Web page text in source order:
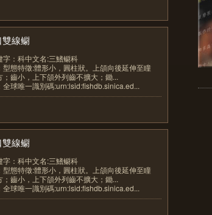
線鳚
字：科中文名:三鰭鳚科
型態特徵:體形小，圓柱狀。上頜向後延伸至瞳
；齒小，上下頜外列齒不擴大；鋤...
全球唯一識別碼:urn:lsid:fishdb.sinica.ed...
線鳚
字：科中文名:三鰭鳚科
型態特徵:體形小，圓柱狀。上頜向後延伸至瞳
；齒小，上下頜外列齒不擴大；鋤...
全球唯一識別碼:urn:lsid:fishdb.sinica.ed...